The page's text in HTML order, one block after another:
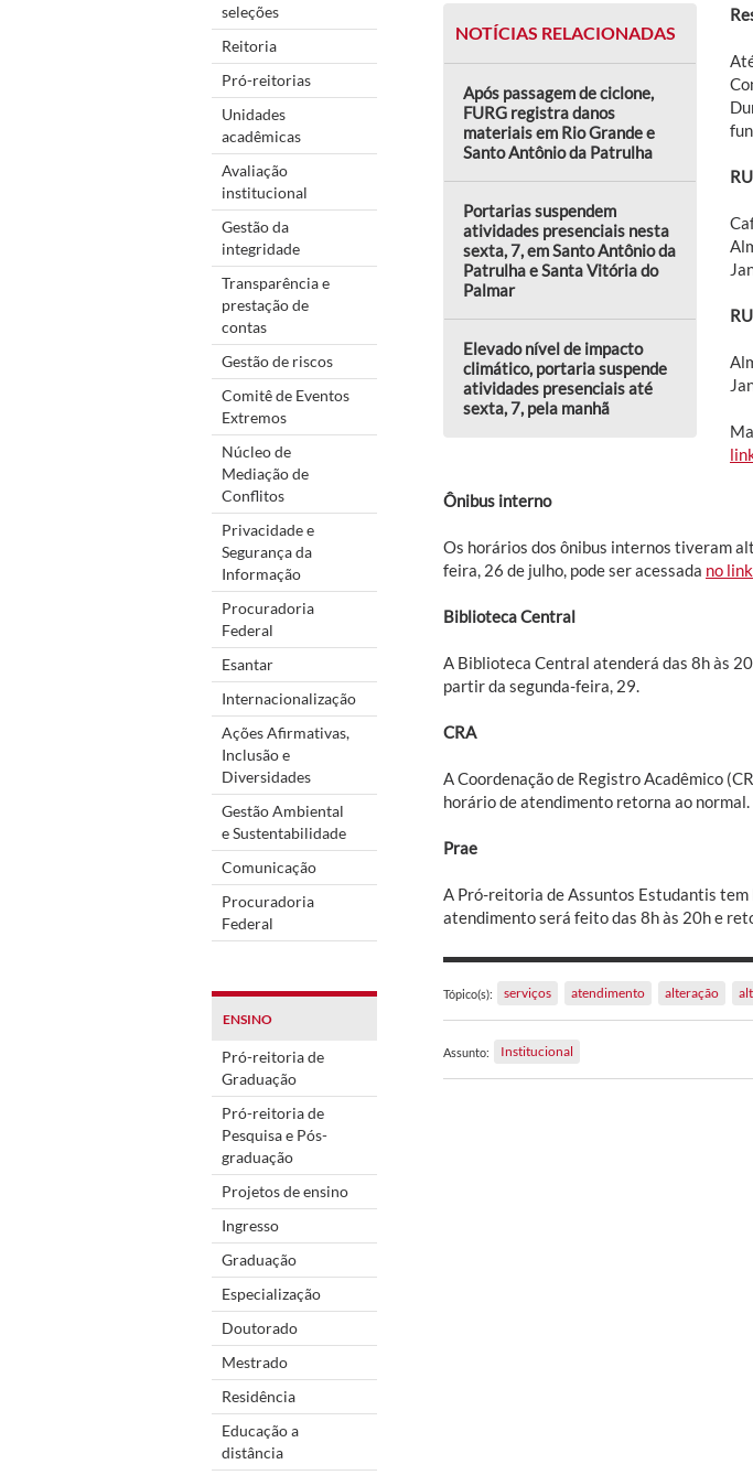
seleções
Reitoria
Pró-reitorias
Unidades
acadêmicas
Avaliação
institucional
Gestão da
integridade
Transparência e
prestação de
contas
Gestão de riscos
Comitê de Eventos
Extremos
Núcleo de
Mediação de
Conflitos
Privacidade e
Segurança da
Informação
Procuradoria
Federal
Esantar
Internacionalização
Ações Afirmativas,
Inclusão e
Diversidades
Gestão Ambiental
e Sustentabilidade
Comunicação
Procuradoria
Federal
ENSINO
Pró-reitoria de
Graduação
Pró-reitoria de
Pesquisa e Pós-
graduação
Projetos de ensino
Ingresso
Graduação
Especialização
Doutorado
Mestrado
Residência
Educação a
distância
NOTÍCIAS RELACIONADAS
Após passagem de ciclone,
FURG registra danos
materiais em Rio Grande e
Santo Antônio da Patrulha
Portarias suspendem
atividades presenciais nesta
sexta, 7, em Santo Antônio da
Patrulha e Santa Vitória do
Palmar
Elevado nível de impacto
climático, portaria suspende
atividades presenciais até
sexta, 7, pela manhã
Ônibus interno
Os horários dos ônibus internos tiveram
feira, 26 de julho, pode ser acessada no link
Biblioteca Central
A Biblioteca Central atenderá das 8h às
partir da segunda-feira, 29.
CRA
A Coordenação de Registro Acadêmico
horário de atendimento retorna ao normal.
Prae
A Pró-reitoria de Assuntos Estudantis
atendimento será feito das 8h às 20h e
Tópico(s): serviços atendimento alteração
Assunto: Institucional